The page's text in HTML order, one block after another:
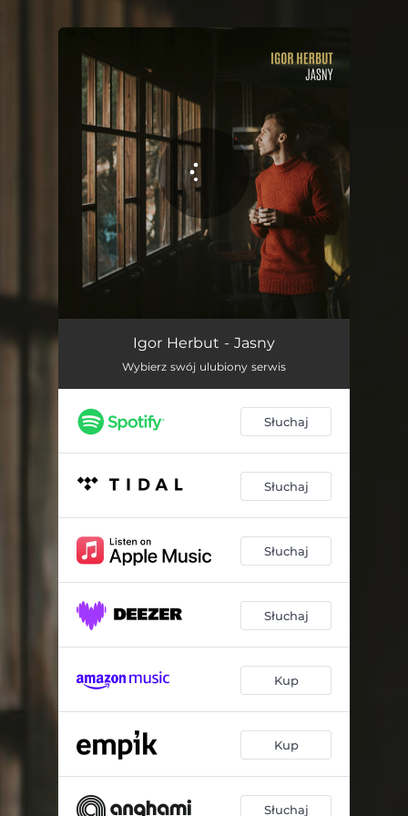
You're all set!
Igor Herbut - Jasny
Wybierz swój ulubiony serwis
Słuchaj
Słuchaj
Słuchaj
Słuchaj
Kup
Kup
Słuchaj